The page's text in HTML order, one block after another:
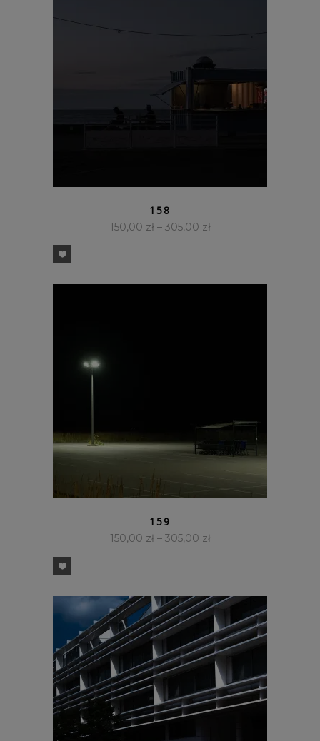
158
150,00 zł – 305,00 zł
159
150,00 zł – 305,00 zł